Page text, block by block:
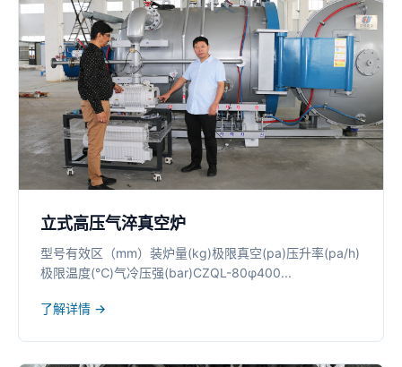
立式高压气淬真空炉
型号有效区（mm）装炉量(kg)极限真空(pa)压升率(pa/h)
极限温度(℃)气冷压强(bar)CZQL-80φ400...
了解详情 →